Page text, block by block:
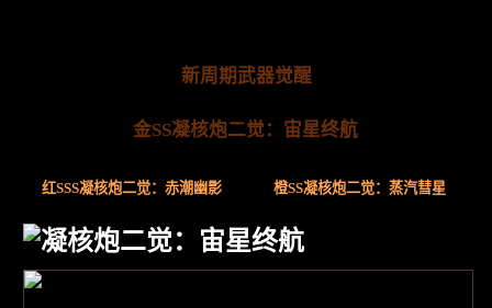
新周期武器觉醒
金SS凝核炮二觉：宙星终航
红SSS凝核炮二觉：赤潮幽影 橙SS凝核炮二觉：蒸汽彗星
凝核炮二觉：宙星终航